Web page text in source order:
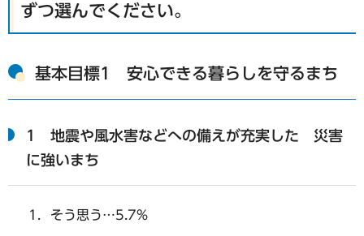
ずつ選んでください。
基本目標1 安心できる暮らしを守るまち
1 地震や風水害などへの備えが充実した 災害
に強いまち
そう思う…5.7%